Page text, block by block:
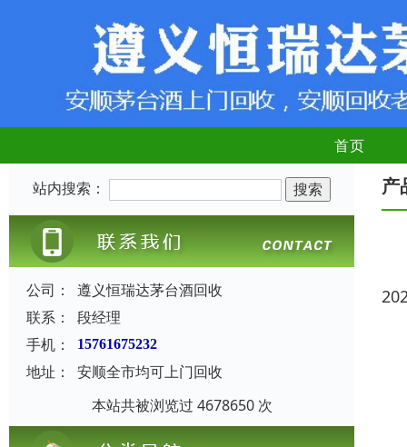
首页
站内搜索：
公司：
遵义恒瑞达茅台酒回收
联系：
段经理
手机：
15761675232
地址：
安顺全市均可上门回收
本站共被浏览过 4678650 次
产